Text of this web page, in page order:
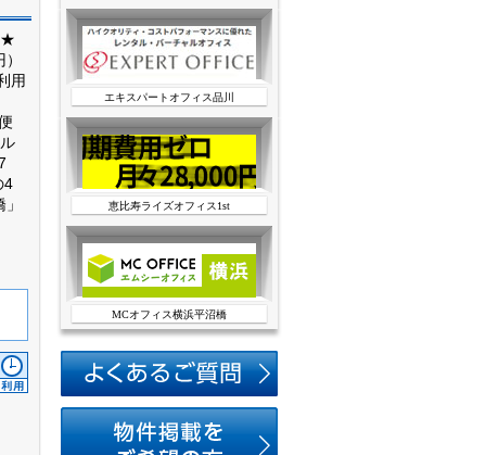
用
4
エキスパートオフィス品川
恵比寿ライズオフィス1st
MCオフィス横浜平沼橋